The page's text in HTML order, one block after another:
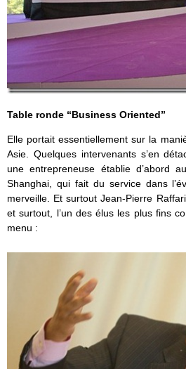
Table ronde “Business Oriented”
Elle portait essentiellement sur la
Asie. Quelques intervenants s’en
une entrepreneuse établie d’abord
Shanghai, qui fait du service dans
merveille. Et surtout Jean-Pierre
et surtout, l’un des élus les plus fins
menu :